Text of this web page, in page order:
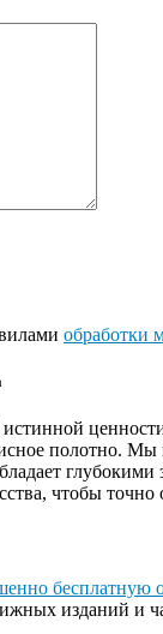
обработки
полотно. Мы
чтобы
бесплатную
изданий и